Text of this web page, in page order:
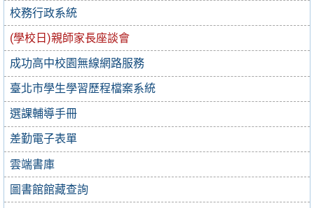
校務行政系統
(學校日)親師家長座談會
成功高中校園無線網路服務
臺北市學生學習歷程檔案系統
選課輔導手冊
差勤電子表單
雲端書庫
圖書館館藏查詢